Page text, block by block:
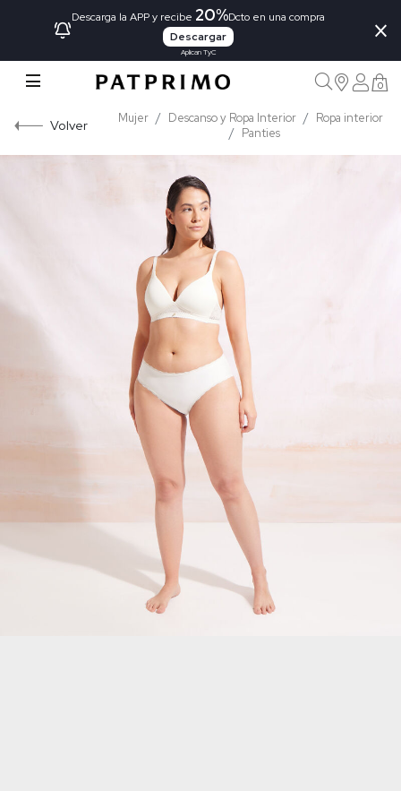
Descarga la APP y recibe 20%Dcto en una compra
Descargar
Aplican TyC
×
0
Volver Mujer Descanso y Ropa Interior
Ropa interior
Panties